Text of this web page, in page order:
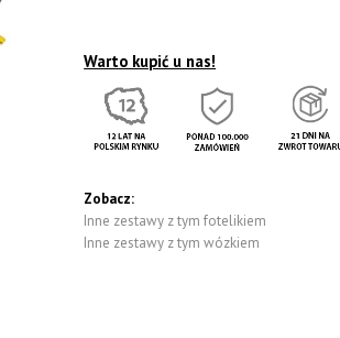
Warto kupić u nas!
Zobacz:
Inne zestawy z tym fotelikiem
Inne zestawy z tym wózkiem